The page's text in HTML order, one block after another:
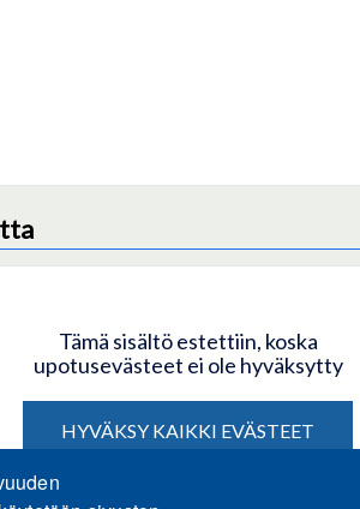
Tämä sisältö estettiin, koska
upotusevästeet ei ole hyväksytty
HYVÄKSY KAIKKI EVÄSTEET